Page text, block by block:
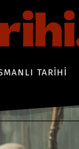
TARIHI